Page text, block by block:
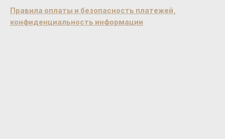
Правила оплаты и безопасность платежей,
конфиденциальность информации